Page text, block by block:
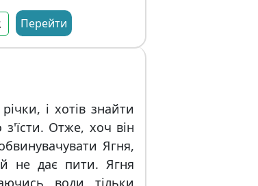
Перейти
і хотів знайти
Отже, хоч він
Ягня,
не дає пити. Ягня
води тільки